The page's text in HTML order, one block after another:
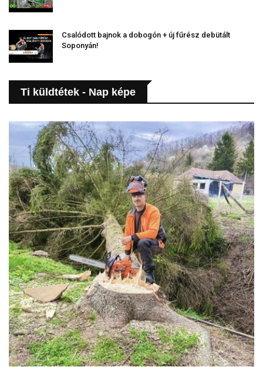
Csalódott bajnok a dobogón + új fűrész debütált
Soponyán!
Ti küldtétek - Nap képe